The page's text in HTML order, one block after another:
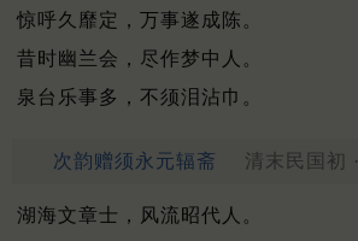
惊呼久靡定，万事遂成陈。
昔时幽兰会，尽作梦中人。
泉台乐事多，不须泪沾巾。
次韵赠须永元辐斋 清末民国初 ·
湖海文章士，风流昭代人。